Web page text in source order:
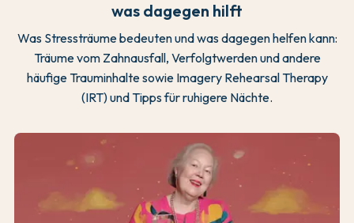
was dagegen hilft
Was Stressträume bedeuten und was dagegen helfen kann:
Träume vom Zahnausfall, Verfolgtwerden und andere
häufige Trauminhalte sowie Imagery Rehearsal Therapy
(IRT) und Tipps für ruhigere Nächte.